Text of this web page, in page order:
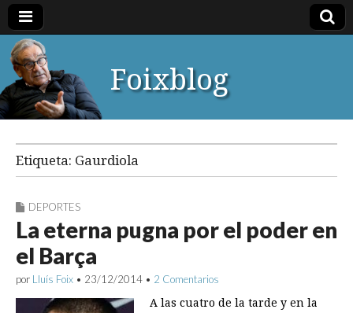
Foixblog
Etiqueta: Gaurdiola
DEPORTES
La eterna pugna por el poder en
el Barça
por Lluís Foix • 23/12/2014 • 2 Comentarios
A las cuatro de la tarde y en la